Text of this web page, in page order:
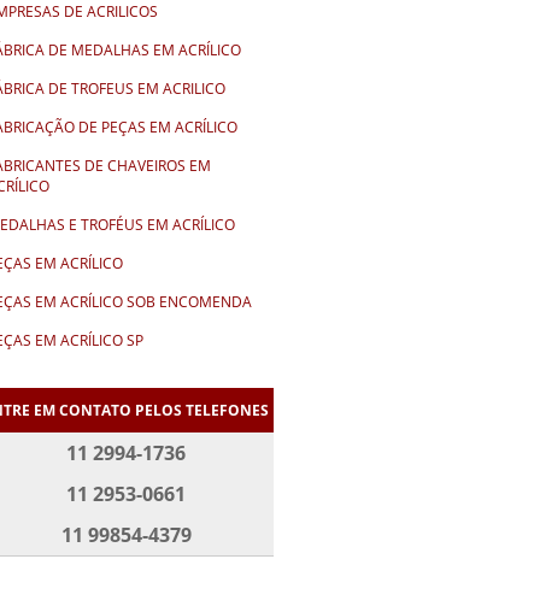
DE ACRILICOS
DE MEDALHAS EM ACRÍLICO
DE TROFEUS EM ACRILICO
DE PEÇAS EM ACRÍLICO
DE CHAVEIROS EM
E TROFÉUS EM ACRÍLICO
EM ACRÍLICO
EM ACRÍLICO SOB ENCOMENDA
EM ACRÍLICO SP
DE HOMENAGEM EM ACRÍLICO
DE HOMENAGEM EM ACRÍLICO
EM ACRÍLICO PERSONALIZADAS
EM CONTATO PELOS TELEFONES
11 2994-1736
11 2953-0661
11 99854-4379